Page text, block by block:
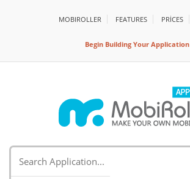
MOBIROLLER FEATURES PRİCES
Begin Building Your Application